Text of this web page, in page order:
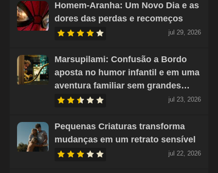
Homem-Aranha: Um Novo Dia e as
dores das perdas e recomeços
jul 29, 2026
Marsupilami: Confusão a Bordo
aposta no humor infantil e em uma
aventura familiar sem grandes…
jul 23, 2026
Pequenas Criaturas transforma
mudanças em um retrato sensível
jul 22, 2026